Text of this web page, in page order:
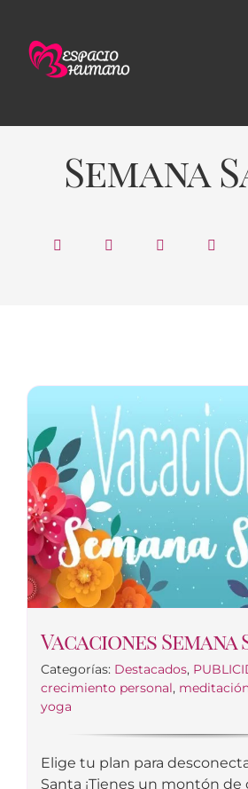
contenido
Semana
Vacaciones Semana
Categorías: Destacados,
crecimiento personal,
yoga
Elige tu plan para
Santa ¡Tienes un montón de